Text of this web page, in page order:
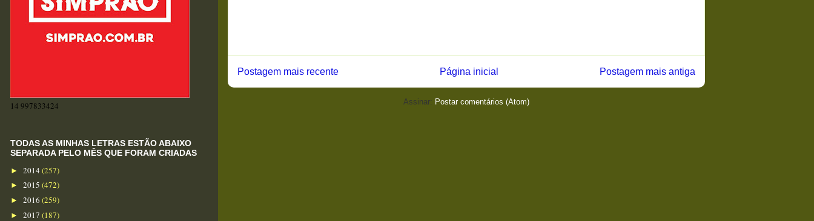
Postagem mais recente Postagem mais antiga
Página inicial
Assinar: Postar comentários (Atom)
14 997833424
TODAS AS MINHAS LETRAS ESTÃO ABAIXO
SEPARADA PELO MÊS QUE FORAM CRIADAS
► 2014 (257)
► 2015 (472)
► 2016 (259)
► 2017 (187)